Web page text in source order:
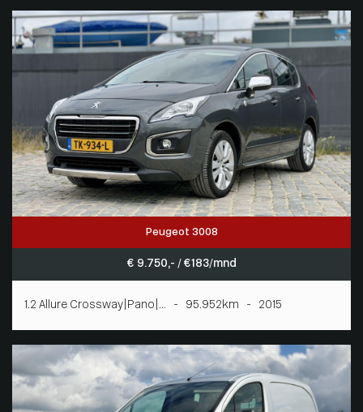
Peugeot 3008
€ 9.750,- / € 183/mnd
1.2 Allure Crossway|Pano|... - 95.952km - 2015